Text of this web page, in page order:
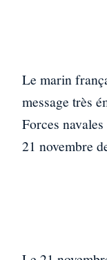
Le marin
message très
Forces
21 novembre